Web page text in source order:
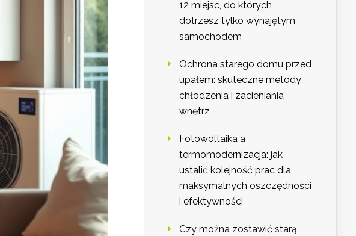
12 miejsc, do których
dotrzesz tylko wynajętym
samochodem
Ochrona starego domu przed
upałem: skuteczne metody
chłodzenia i zacieniania
wnętrz
Fotowoltaika a
termomodernizacja: jak
ustalić kolejność prac dla
maksymalnych oszczędności
i efektywności
Czy można zostawić starą